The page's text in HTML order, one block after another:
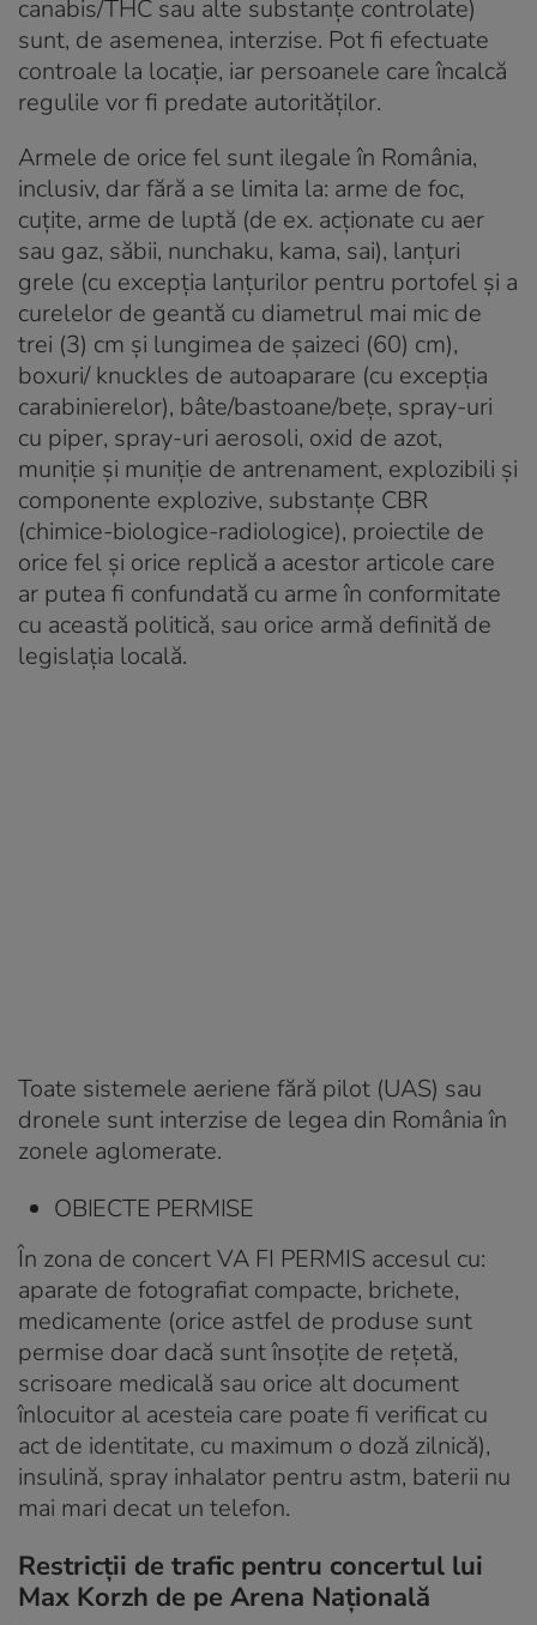
canabis/THC sau alte substanțe controlate)
sunt, de asemenea, interzise. Pot fi efectuate
controale la locație, iar persoanele care încalcă
regulile vor fi predate autorităților.
Armele de orice fel sunt ilegale în România,
inclusiv, dar fără a se limita la: arme de foc,
cuțite, arme de luptă (de ex. acționate cu aer
sau gaz, săbii, nunchaku, kama, sai), lanțuri
grele (cu excepția lanțurilor pentru portofel și a
curelelor de geantă cu diametrul mai mic de
trei (3) cm și lungimea de șaizeci (60) cm),
boxuri/ knuckles de autoaparare (cu excepția
carabinierelor), bâte/bastoane/bețe, spray-uri
cu piper, spray-uri aerosoli, oxid de azot,
muniție și muniție de antrenament, explozibili și
componente explozive, substanțe CBR
(chimice-biologice-radiologice), proiectile de
orice fel și orice replică a acestor articole care
ar putea fi confundată cu arme în conformitate
cu această politică, sau orice armă definită de
legislația locală.
Toate sistemele aeriene fără pilot (UAS) sau
dronele sunt interzise de legea din România în
zonele aglomerate.
OBIECTE PERMISE
În zona de concert VA FI PERMIS accesul cu:
aparate de fotografiat compacte, brichete,
medicamente (orice astfel de produse sunt
permise doar dacă sunt însoțite de rețetă,
scrisoare medicală sau orice alt document
înlocuitor al acesteia care poate fi verificat cu
act de identitate, cu maximum o doză zilnică),
insulină, spray inhalator pentru astm, baterii nu
mai mari decat un telefon.
Restricții de trafic pentru concertul lui
Max Korzh de pe Arena Națională